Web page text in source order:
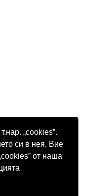
„cookies”.
си в нея, Вие
от наша